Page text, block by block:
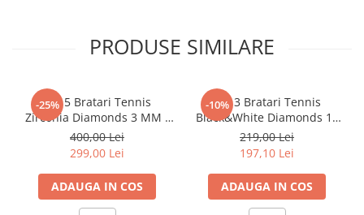
PRODUSE SIMILARE
-25%
Set 5 Bratari Tennis
Zirconia Diamonds 3 MM /
19.5 CM
400,00 Lei
299,00 Lei
ADAUGA IN COS
-10%
Set 3 Bratari Tennis
Black&White Diamonds 19
CM
219,00 Lei
197,10 Lei
ADAUGA IN COS